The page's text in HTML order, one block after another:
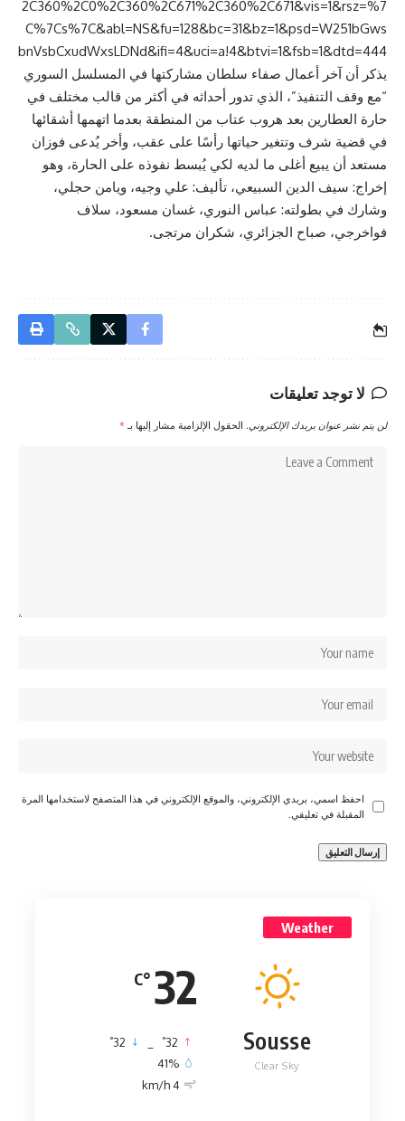
2C360%2C0%2C360%2C671%2C360%2C671&vis=1&rsz=%7
C%7Cs%7C&abl=NS&fu=128&bc=31&bz=1&psd=W251bGws
bnVsbCxudWxsLDNd&ifi=4&uci=a!4&btvi=1&fsb=1&dtd=444
يذكر أن آخر أعمال صفاء سلطان مشاركتها في المسلسل السوري
“مع وقف التنفيذ”، الذي تدور أحداثه في أكثر من قالب مختلف في
حارة العطارين بعد هروب عتاب من المنطقة بعدما اتهمها أشقائها
في قضية شرف وتتغير حياتها رأسًا على عقب، وأخر يُدعى فوزان
مستعد أن يبيع أغلى ما لديه لكي يُبسط نفوذه على الحارة، وهو
ﺇﺧﺮاﺝ: سيف الدين السبيعي، ﺗﺄﻟﻴﻒ: علي وجيه، ويامن حجلي،
وشارك في بطولته: عباس النوري، غسان مسعود، سلاف
فواخرجي، صباح الجزائري، شكران مرتجى.
لا توجد تعليقات
لن يتم نشر عنوان بريدك الإلكتروني. الحقول الإلزامية مشار إليها بـ *
احفظ اسمي، بريدي الإلكتروني، والموقع الإلكتروني في هذا المتصفح لاستخدامها المرة
المقبلة في تعليقي.
Weather
32
°C
Sousse
Clear Sky
32
°
32
°
41%
4 km/h